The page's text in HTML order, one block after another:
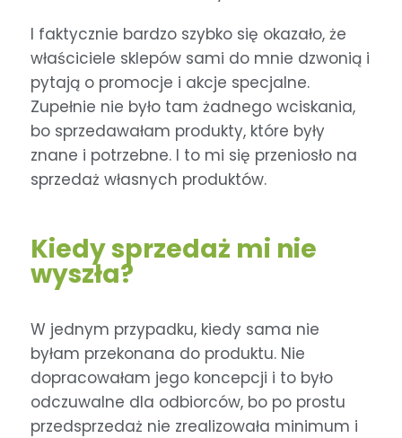
I faktycznie bardzo szybko się okazało, że
właściciele sklepów sami do mnie dzwonią i
pytają o promocje i akcje specjalne.
Zupełnie nie było tam żadnego wciskania,
bo sprzedawałam produkty, które były
znane i potrzebne. I to mi się przeniosło na
sprzedaż własnych produktów.
Kiedy sprzedaż mi nie
wyszła?
W jednym przypadku, kiedy sama nie
byłam przekonana do produktu. Nie
dopracowałam jego koncepcji i to było
odczuwalne dla odbiorców, bo po prostu
przedsprzedaż nie zrealizowała minimum i